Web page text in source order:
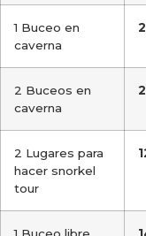
1 Buceo en
caverna
2 Buceos en
caverna
2 Lugares para
hacer snorkel
tour
1 Buceo libre